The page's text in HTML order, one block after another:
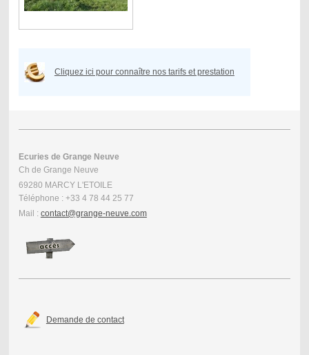
Cliquez ici pour connaître nos tarifs et prestation
Ecuries de Grange Neuve
Ch de Grange Neuve
69280 MARCY L'ETOILE
Téléphone : +33 4 78 44 25 77
Mail : contact@grange-neuve.com
Demande de contact